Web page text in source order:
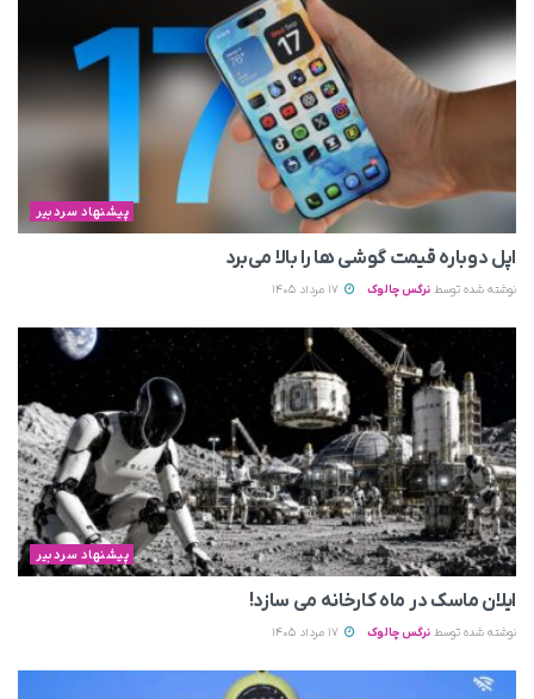
پیشنهاد سردبیر
اپل دوباره قیمت‌ گوشی ها را بالا می‌برد
نوشته شده توسط نرگس چالوک
پیشنهاد سردبیر
ایلان ماسک در ماه کارخانه می سازد!
نوشته شده توسط نرگس چالوک